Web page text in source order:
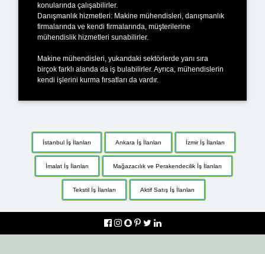
konularında çalışabilirler.
Danışmanlık hizmetleri: Makine mühendisleri, danışmanlık
firmalarında ve kendi firmalarında, müşterilerine
mühendislik hizmetleri sunabilirler.
Makine mühendisleri, yukarıdaki sektörlerde yanı sıra
birçok farklı alanda da iş bulabilirler. Ayrıca, mühendislerin
kendi işlerini kurma fırsatları da vardır.
İstanbul İş İlanları Ankara İş İlanları İzmir İş İlanları
İmalat İş İlanları Mağazacılık ve Perakendecilik İş İlanları
Tekstil İş İlanları Aktif Satış İş İlanları